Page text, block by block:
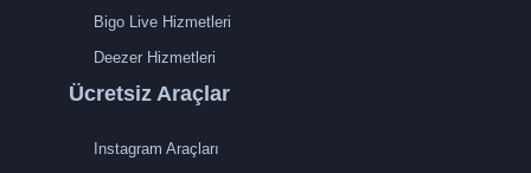
Bigo Live Hizmetleri
Deezer Hizmetleri
Ücretsiz Araçlar
Instagram Araçları